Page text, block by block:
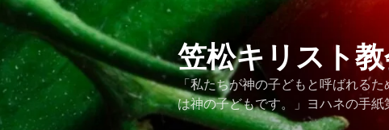
コ
ン
ン
ツ
へ
ス
笠松キリスト
「私たちが神の子どもと呼ばれる
は神の子どもです。」ヨハネの手紙